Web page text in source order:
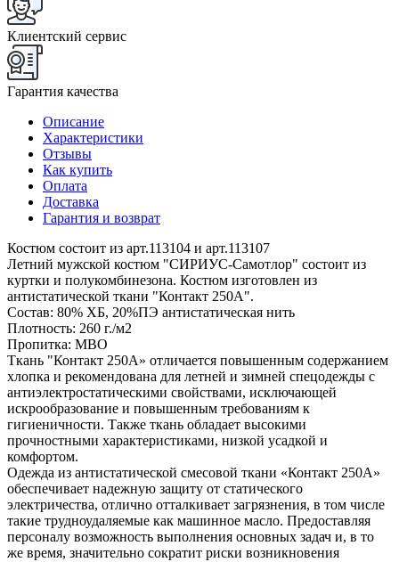
Клиентский сервис
Гарантия качества
Описание
Характеристики
Отзывы
Как купить
Оплата
Доставка
Гарантия и возврат
Костюм состоит из арт.113104 и арт.113107
Летний мужской костюм "СИРИУС-Самотлор" состоит из
куртки и полукомбинезона. Костюм изготовлен из
антистатической ткани "Контакт 250А".
Состав: 80% ХБ, 20%ПЭ антистатическая нить
Плотность: 260 г./м2
Пропитка: МВО
Ткань "Контакт 250А» отличается повышенным содержанием
хлопка и рекомендована для летней и зимней спецодежды с
антиэлектростатическими свойствами, исключающей
искрообразование и повышенным требованиям к
гигиеничности. Также ткань обладает высокими
прочностными характеристиками, низкой усадкой и
комфортом.
Одежда из антистатической смесовой ткани «Контакт 250А»
обеспечивает надежную защиту от статического
электричества, отлично отталкивает загрязнения, в том числе
такие трудноудаляемые как машинное масло. Предоставляя
персоналу возможность выполнения основных задач и, в то
же время, значительно сократит риски возникновения